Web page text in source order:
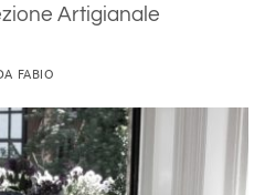
Artigianale
FABIO